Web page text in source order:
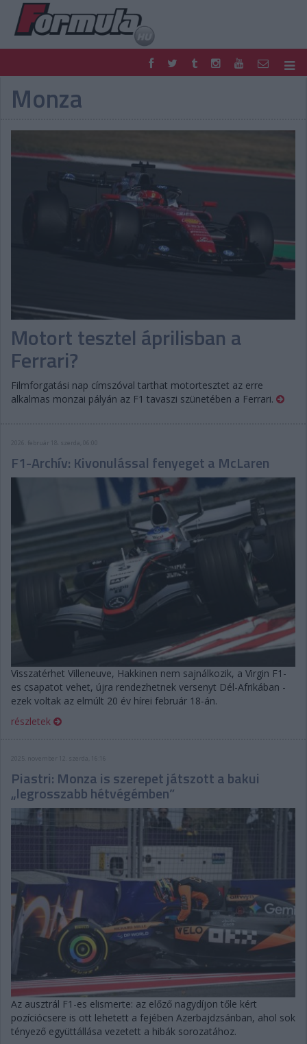
F1
FORMULA
PODCAST
SHOP
PONTÁLLÁSOK
VERSENYNAPTÁRAK
Monza
Motort tesztel áprilisban a
Ferrari?
Filmforgatási nap címszóval tarthat motortesztet az erre
alkalmas monzai pályán az F1 tavaszi szünetében a Ferrari.
2026. február 18. szerda, 06:00
F1-Archív: Kivonulással fenyeget a McLaren
Visszatérhet Villeneuve, Hakkinen nem sajnálkozik, a Virgin F1-
es csapatot vehet, újra rendezhetnek versenyt Dél-Afrikában -
ezek voltak az elmúlt 20 év hírei február 18-án.
részletek
2025. november 12. szerda, 16:16
Piastri: Monza is szerepet játszott a bakui
„legrosszabb hétvégémben”
Az ausztrál F1-es elismerte: az előző nagydíjon tőle kért
pozíciócsere is ott lehetett a fejében Azerbajdzsánban, ahol sok
tényező együttállása vezetett a hibák sorozatához.